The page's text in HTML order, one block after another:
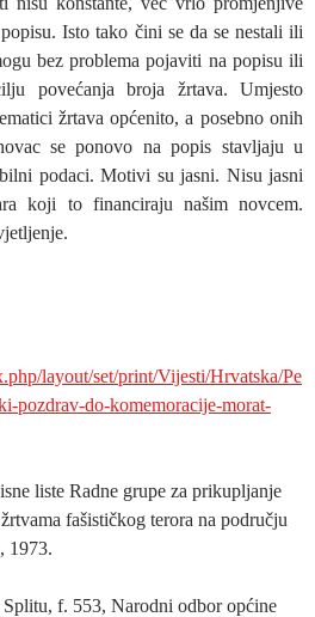
Isto tako čini se da se nestali ili
bez problema pojaviti na popisu ili
povećanja broja žrtava. Umjesto
žrtava općenito, a posebno onih
se ponovo na popis stavljaju u
podaci. Motivi su jasni. Nisu jasni
koji to financiraju našim novcem.
layout/set/print/Vijesti/Hrvatska/Pe
pozdrav-do-komemoracije-morat-
Radne grupe za prikupljanje
fašističkog terora na području
1973.
f. 553, Narodni odbor općine